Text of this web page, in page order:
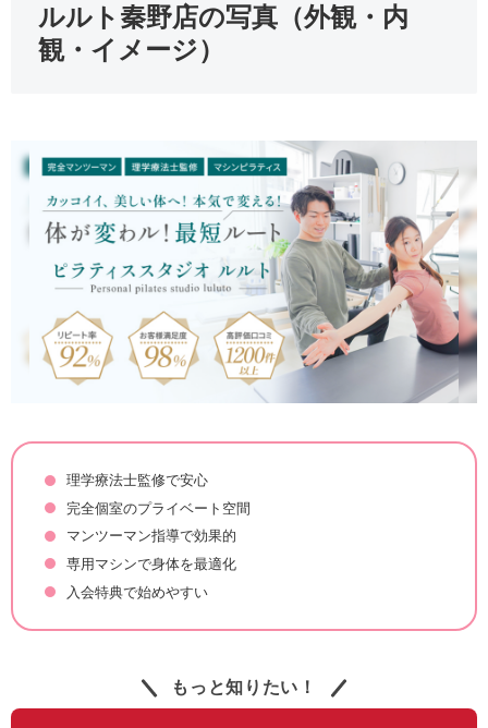
ルルト秦野店の写真（外観・内
観・イメージ）
理学療法士監修で安心
完全個室のプライベート空間
マンツーマン指導で効果的
専用マシンで身体を最適化
入会特典で始めやすい
もっと知りたい！